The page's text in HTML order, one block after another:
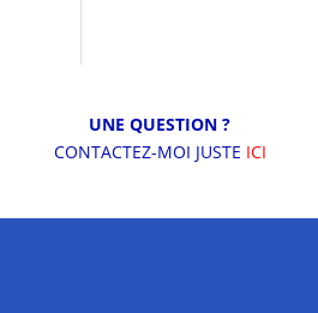
UNE QUESTION ?
CONTACTEZ-MOI JUSTE ICI